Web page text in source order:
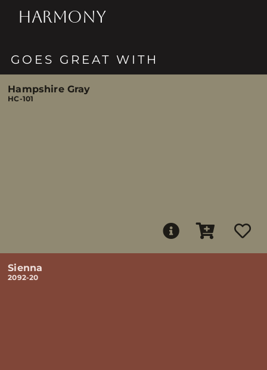
HARMONY
GOES GREAT WITH
Hampshire Gray
HC-101
Sienna
2092-20